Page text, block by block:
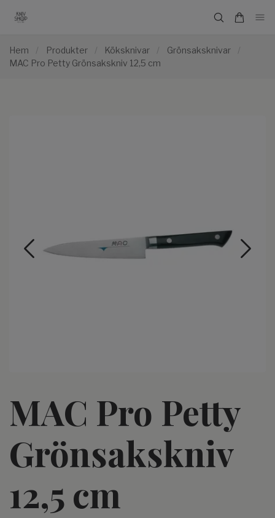
Hem / Produkter / Köksknivar / Grönsaksknivar
/
MAC Pro Petty Grönsakskniv 12,5 cm
MAC Pro Petty
Grönsakskniv
12,5 cm